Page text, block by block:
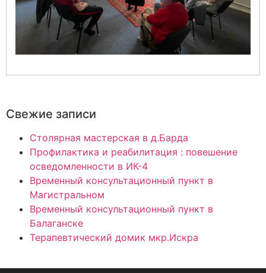
Свежие записи
Столярная мастерская в д.Барда
Профилактика и реабилитация : повешение
осведомленности в ИК-4
Временный консультационный пункт в
Магистральном
Временный консультационный пункт в
Балаганске
Терапевтический домик мкр.Искра